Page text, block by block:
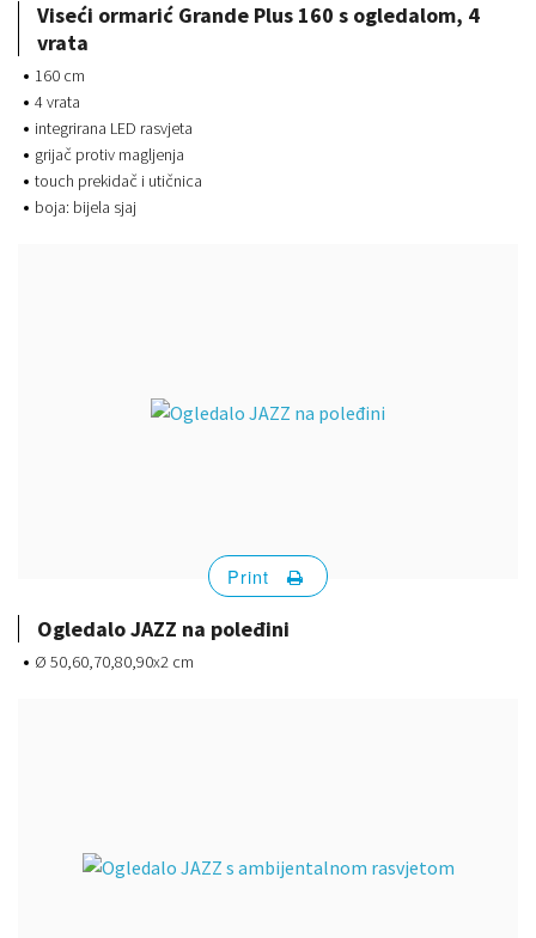
Viseći ormarić Grande Plus 160 s ogledalom, 4
vrata
160 cm
4 vrata
integrirana LED rasvjeta
grijač protiv magljenja
touch prekidač i utičnica
boja: bijela sjaj
Ogledalo JAZZ na poleđini
Ø 50,60,70,80,90x2 cm
Print